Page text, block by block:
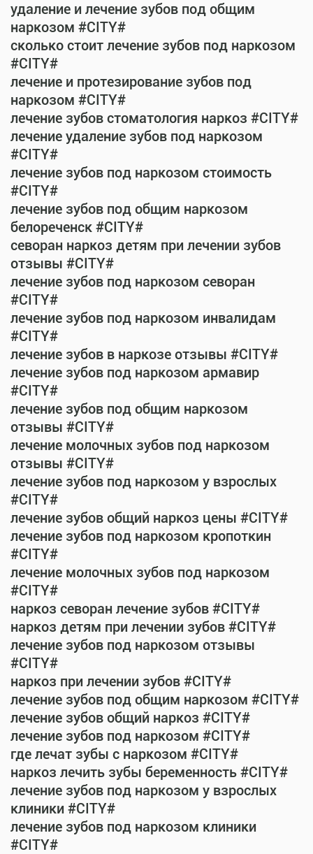
удаление и лечение зубов под общим
наркозом #CITY#
сколько стоит лечение зубов под наркозом
#CITY#
лечение и протезирование зубов под
наркозом #CITY#
лечение зубов стоматология наркоз #CITY#
лечение удаление зубов под наркозом
#CITY#
лечение зубов под наркозом стоимость
#CITY#
лечение зубов под общим наркозом
белореченск #CITY#
севоран наркоз детям при лечении зубов
отзывы #CITY#
лечение зубов под наркозом севоран
#CITY#
лечение зубов под наркозом инвалидам
#CITY#
лечение зубов в наркозе отзывы #CITY#
лечение зубов под наркозом армавир
#CITY#
лечение зубов под общим наркозом
отзывы #CITY#
лечение молочных зубов под наркозом
отзывы #CITY#
лечение зубов под наркозом у взрослых
#CITY#
лечение зубов общий наркоз цены #CITY#
лечение зубов под наркозом кропоткин
#CITY#
лечение молочных зубов под наркозом
#CITY#
наркоз севоран лечение зубов #CITY#
наркоз детям при лечении зубов #CITY#
лечение зубов под наркозом отзывы
#CITY#
наркоз при лечении зубов #CITY#
лечение зубов под общим наркозом #CITY#
лечение зубов общий наркоз #CITY#
лечение зубов под наркозом #CITY#
где лечат зубы с наркозом #CITY#
наркоз лечить зубы беременность #CITY#
лечение зубов под наркозом у взрослых
клиники #CITY#
лечение зубов под наркозом клиники
#CITY#